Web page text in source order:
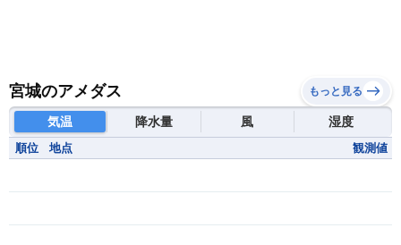
宮城のアメダス もっと見る
気温 降水量 風 湿度
順位 地点 観測値